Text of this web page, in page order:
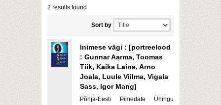
2 results found
Sort by
Inimese vägi : [portreelood
: Gunnar Aarma, Toomas
Tiik, Kaika Laine, Arno
Joala, Luule Viilma, Vigala
Sass, Igor Mang]
Põhja-Eesti Pimedate Ühingu